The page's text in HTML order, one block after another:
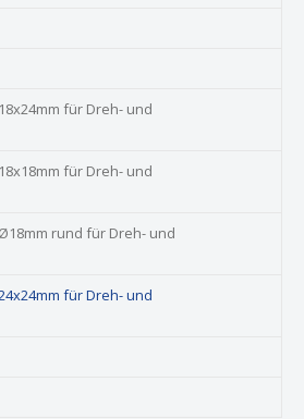
für Dreh- und
für Dreh- und
rund für Dreh- und
für Dreh- und